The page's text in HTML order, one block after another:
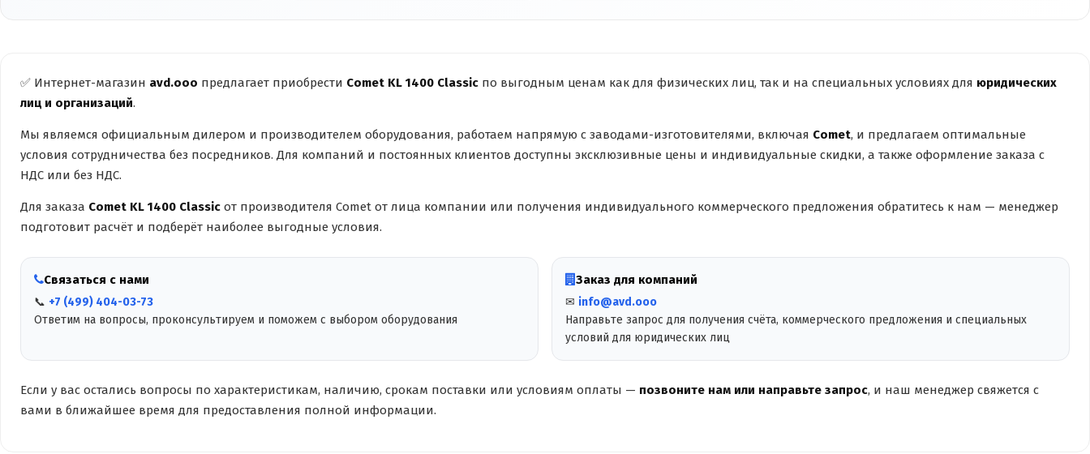
✅ Интернет-магазин avd.ooo предлагает приобрести Comet KL 1400 Classic по выгодным ценам как для физических лиц, так и на специальных условиях для юридических
лиц и организаций.
Мы являемся официальным дилером и производителем оборудования, работаем напрямую с заводами-изготовителями, включая Comet, и предлагаем оптимальные
условия сотрудничества без посредников. Для компаний и постоянных клиентов доступны эксклюзивные цены и индивидуальные скидки, а также оформление заказа с
НДС или без НДС.
Для заказа Comet KL 1400 Classic от производителя Comet от лица компании или получения индивидуального коммерческого предложения обратитесь к нам — менеджер
подготовит расчёт и подберёт наиболее выгодные условия.
Связаться с нами
📞 +7 (499) 404-03-73
Ответим на вопросы, проконсультируем и поможем с выбором оборудования
Заказ для компаний
✉ info@avd.ooo
Направьте запрос для получения счёта, коммерческого предложения и специальных
условий для юридических лиц
Если у вас остались вопросы по характеристикам, наличию, срокам поставки или условиям оплаты — позвоните нам или направьте запрос, и наш менеджер свяжется с
вами в ближайшее время для предоставления полной информации.